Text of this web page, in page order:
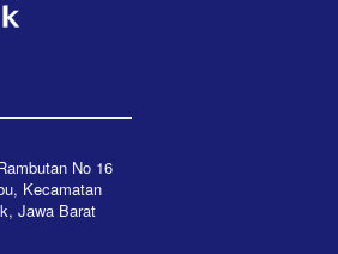
No 16
Kecamatan
Jawa Barat